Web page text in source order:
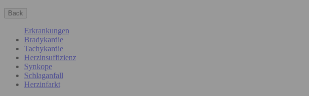
Back
Erkrankungen
Bradykardie
Tachykardie
Herzinsuffizienz
Synkope
Schlaganfall
Herzinfarkt